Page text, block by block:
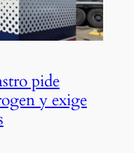
pide
y exige